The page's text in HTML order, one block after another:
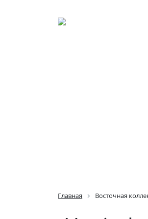
Главная Восточная